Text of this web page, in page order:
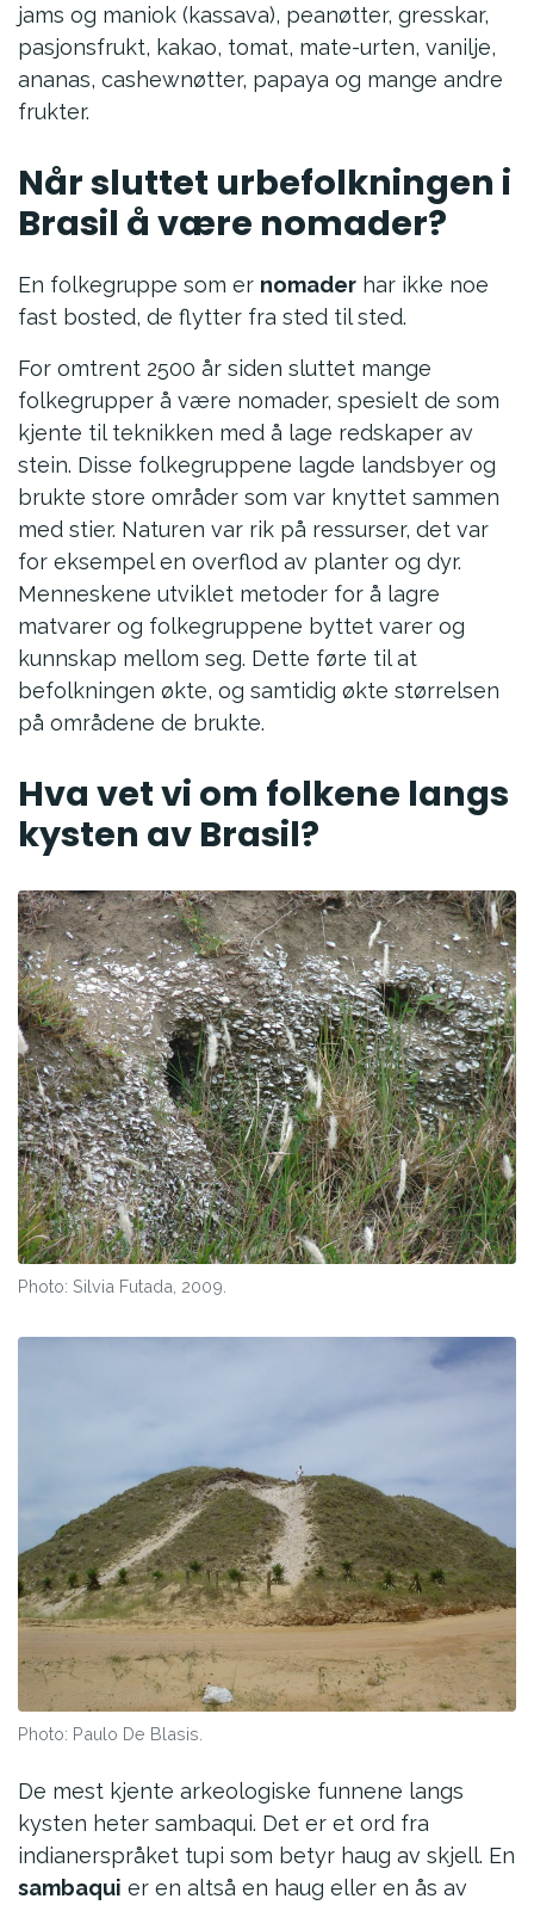
jams og maniok (kassava), peanøtter, gresskar,
pasjonsfrukt, kakao, tomat, mate-urten, vanilje,
ananas, cashewnøtter, papaya og mange andre
frukter.
Når sluttet urbefolkningen i
Brasil å være nomader?
En folkegruppe som er nomader har ikke noe
fast bosted, de flytter fra sted til sted.
For omtrent 2500 år siden sluttet mange
folkegrupper å være nomader, spesielt de som
kjente til teknikken med å lage redskaper av
stein. Disse folkegruppene lagde landsbyer og
brukte store områder som var knyttet sammen
med stier. Naturen var rik på ressurser, det var
for eksempel en overflod av planter og dyr.
Menneskene utviklet metoder for å lagre
matvarer og folkegruppene byttet varer og
kunnskap mellom seg. Dette førte til at
befolkningen økte, og samtidig økte størrelsen
på områdene de brukte.
Hva vet vi om folkene langs
kysten av Brasil?
Photo: Silvia Futada, 2009.
Photo: Paulo De Blasis.
De mest kjente arkeologiske funnene langs
kysten heter sambaqui. Det er et ord fra
indianerspråket tupi som betyr haug av skjell. En
sambaqui er en altså en haug eller en ås av